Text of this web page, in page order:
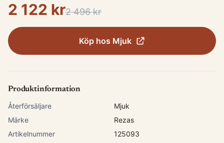
2 122 kr2 496 kr
Köp hos Mjuk
Produktinformation
Återförsäljare
Mjuk
Märke
Rezas
Artikelnummer
125093